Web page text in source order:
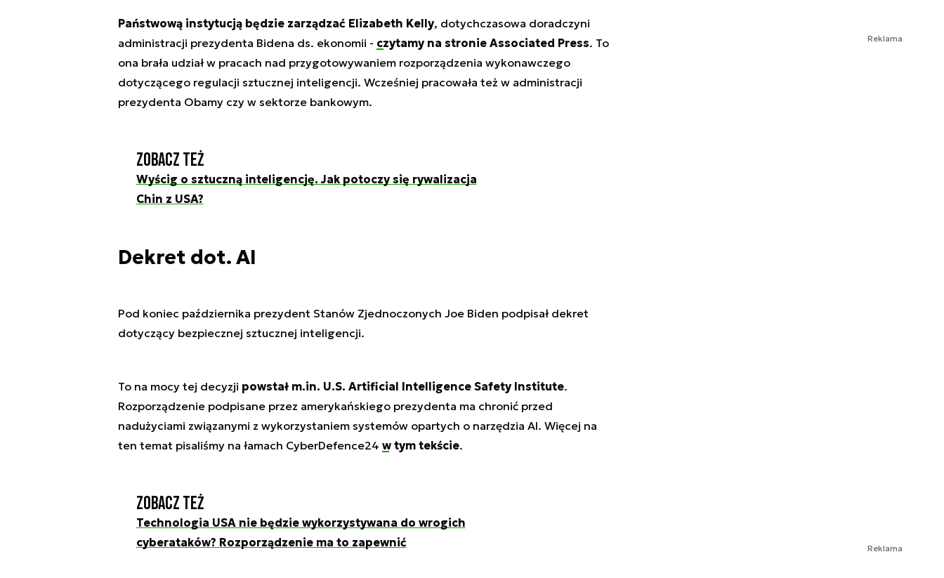
Państwową instytucją będzie zarządzać Elizabeth Kelly, dotychczasowa doradczyni
administracji prezydenta Bidena ds. ekonomii - czytamy na stronie Associated Press. To
ona brała udział w pracach nad przygotowywaniem rozporządzenia wykonawczego
dotyczącego regulacji sztucznej inteligencji. Wcześniej pracowała też w administracji
prezydenta Obamy czy w sektorze bankowym.
Zobacz też
Wyścig o sztuczną inteligencję. Jak potoczy się rywalizacja
Chin z USA?
Dekret dot. AI
Pod koniec października prezydent Stanów Zjednoczonych Joe Biden podpisał dekret
dotyczący bezpiecznej sztucznej inteligencji.
To na mocy tej decyzji powstał m.in. U.S. Artificial Intelligence Safety Institute.
Rozporządzenie podpisane przez amerykańskiego prezydenta ma chronić przed
nadużyciami związanymi z wykorzystaniem systemów opartych o narzędzia AI. Więcej na
ten temat pisaliśmy na łamach CyberDefence24 w tym tekście.
Zobacz też
Technologia USA nie będzie wykorzystywana do wrogich
cyberataków? Rozporządzenie ma to zapewnić
Reklama
Reklama